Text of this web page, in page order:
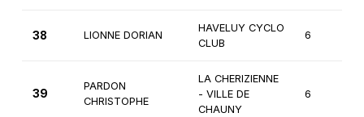
38 LIONNE DORIAN
HAVELUY CYCLO
CLUB
6
39
PARDON
CHRISTOPHE
LA CHERIZIENNE
- VILLE DE
CHAUNY
6